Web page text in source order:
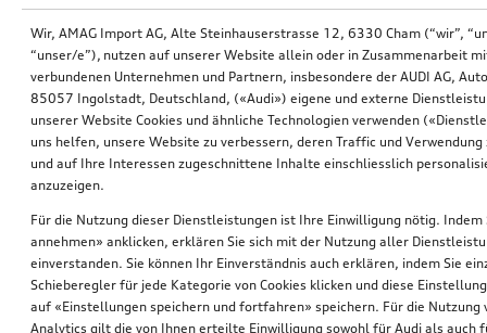
Wir, AMAG Import AG, Alte Steinhauserstrasse 12, 6330 Cham (“wir”,
“unser/e”), nutzen auf unserer Website allein oder in Zusammenarbeit
verbundenen Unternehmen und Partnern, insbesondere der AUDI AG,
85057 Ingolstadt, Deutschland, («Audi») eigene und externe
unserer Website Cookies und ähnliche Technologien verwenden
uns helfen, unsere Website zu verbessern, deren Traffic und Verwendung
und auf Ihre Interessen zugeschnittene Inhalte einschliesslich
anzuzeigen.
Für die Nutzung dieser Dienstleistungen ist Ihre Einwilligung nötig. Indem
annehmen» anklicken, erklären Sie sich mit der Nutzung aller
einverstanden. Sie können Ihr Einverständnis auch erklären, indem Sie
Schieberegler für jede Kategorie von Cookies klicken und diese
auf «Einstellungen speichern und fortfahren» speichern. Für die Nutzung
Analytics gilt die von Ihnen erteilte Einwilligung sowohl für Audi als auch